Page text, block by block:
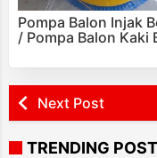
Pompa Balon Injak
/ Pompa Balon Kaki
Next Post
TRENDING